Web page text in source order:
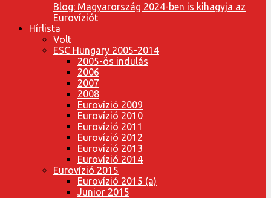
Blog: Magyarország 2024-ben is kihagyja az
Eurovíziót
Hírlista
Volt
ESC Hungary 2005-2014
2005-ös indulás
2006
2007
2008
Eurovízió 2009
Eurovízió 2010
Eurovízió 2011
Eurovízió 2012
Eurovízió 2013
Eurovízió 2014
Eurovízió 2015
Eurovízió 2015 (a)
Junior 2015